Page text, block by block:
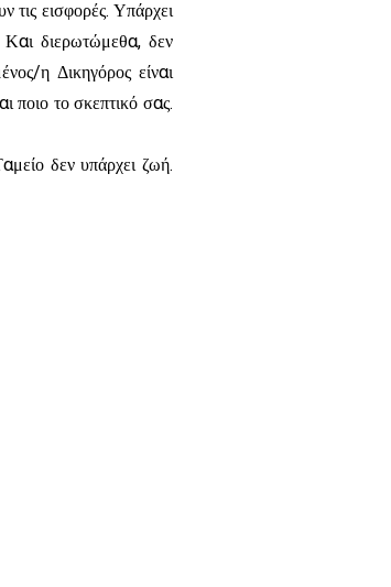
τις εισφορές. Υπάρχει
διερωτώμεθα, δεν
η Δικηγόρος είναι
ποιο το σκεπτικό σας.
δεν υπάρχει ζωή.